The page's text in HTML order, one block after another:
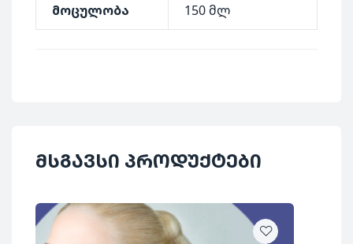
მოცულობა 150 მლ
მსგავსი პროდუქტები